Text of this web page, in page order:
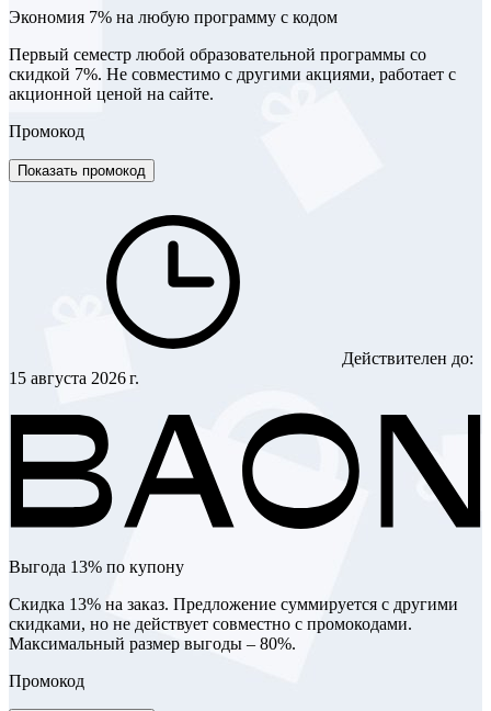
Экономия 7% на любую программу с кодом
Первый семестр любой образовательной программы со
скидкой 7%. Не совместимо с другими акциями, работает с
акционной ценой на сайте.
Промокод
Показать промокод
Действителен до:
15 августа 2026 г.
Выгода 13% по купону
Скидка 13% на заказ. Предложение суммируется с другими
скидками, но не действует совместно с промокодами.
Максимальный размер выгоды – 80%.
Промокод